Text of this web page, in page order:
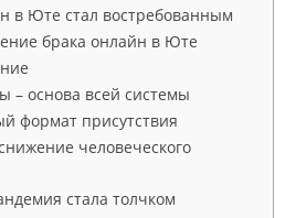
в Юте стал востребованным
брака онлайн в Юте
– основа всей системы
формат присутствия
человеческого
стала толчком